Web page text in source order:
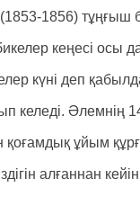
1856) тұңғыш
кеңесі осы
күні деп
келеді. Әлемнің
ұйым
алғаннан